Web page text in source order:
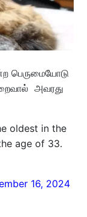
பெருமையோடு
அவரது
oldest in the
age of 33.
16, 2024